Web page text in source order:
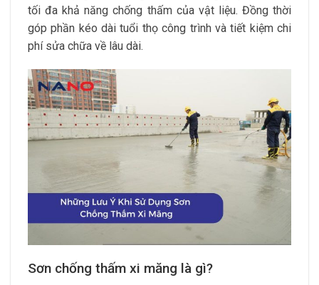
tối đa khả năng chống thấm của vật liệu. Đồng thời
góp phần kéo dài tuổi thọ công trình và tiết kiệm chi
phí sửa chữa về lâu dài.
Sơn chống thấm xi măng là gì?